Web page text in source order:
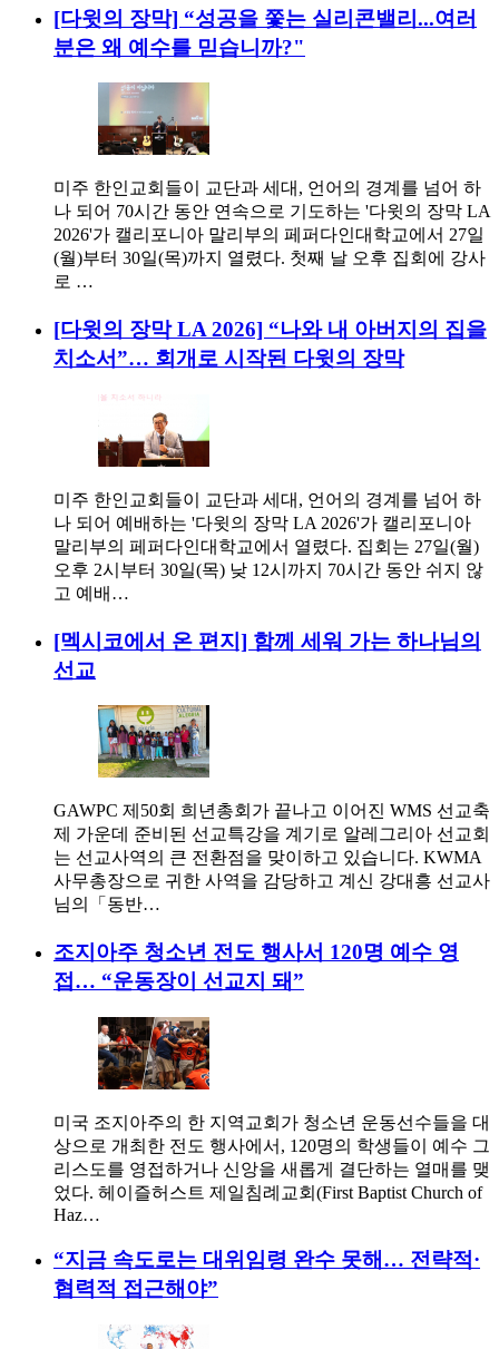
[다윗의 장막] “성공을 쫓는 실리콘밸리...여러
분은 왜 예수를 믿습니까?"
미주 한인교회들이 교단과 세대, 언어의 경계를 넘어 하
나 되어 70시간 동안 연속으로 기도하는 '다윗의 장막 LA
2026'가 캘리포니아 말리부의 페퍼다인대학교에서 27일
(월)부터 30일(목)까지 열렸다. 첫째 날 오후 집회에 강사
로 …
[다윗의 장막 LA 2026] “나와 내 아버지의 집을
치소서”… 회개로 시작된 다윗의 장막
미주 한인교회들이 교단과 세대, 언어의 경계를 넘어 하
나 되어 예배하는 '다윗의 장막 LA 2026'가 캘리포니아
말리부의 페퍼다인대학교에서 열렸다. 집회는 27일(월)
오후 2시부터 30일(목) 낮 12시까지 70시간 동안 쉬지 않
고 예배…
[멕시코에서 온 편지] 함께 세워 가는 하나님의
선교
GAWPC 제50회 희년총회가 끝나고 이어진 WMS 선교축
제 가운데 준비된 선교특강을 계기로 알레그리아 선교회
는 선교사역의 큰 전환점을 맞이하고 있습니다. KWMA
사무총장으로 귀한 사역을 감당하고 계신 강대흥 선교사
님의「동반…
조지아주 청소년 전도 행사서 120명 예수 영
접… “운동장이 선교지 돼”
미국 조지아주의 한 지역교회가 청소년 운동선수들을 대
상으로 개최한 전도 행사에서, 120명의 학생들이 예수 그
리스도를 영접하거나 신앙을 새롭게 결단하는 열매를 맺
었다. 헤이즐허스트 제일침례교회(First Baptist Church of
Haz…
“지금 속도로는 대위임령 완수 못해… 전략적·
협력적 접근해야”